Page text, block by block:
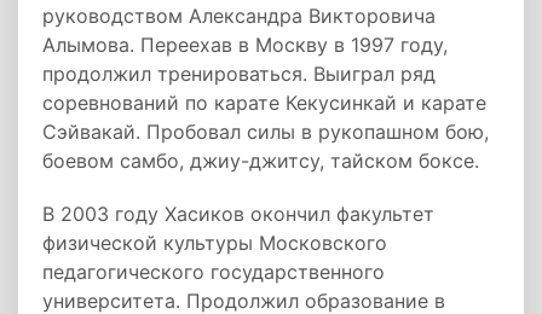
руководством Александра Викторовича
Алымова. Переехав в Москву в 1997 году,
продолжил тренироваться. Выиграл ряд
соревнований по карате Кекусинкай и карате
Сэйвакай. Пробовал силы в рукопашном бою,
боевом самбо, джиу-джитсу, тайском боксе.
В 2003 году Хасиков окончил факультет
физической культуры Московского
педагогического государственного
университета. Продолжил образование в